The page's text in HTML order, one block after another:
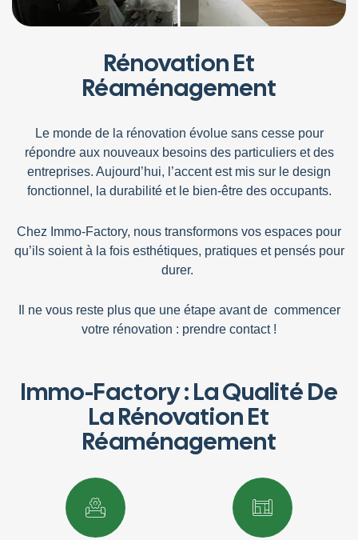
Rénovation Et
Réaménagement
Le monde de la rénovation évolue sans cesse pour
répondre aux nouveaux besoins des particuliers et des
entreprises. Aujourd’hui, l’accent est mis sur le design
fonctionnel , la durabilitéet le bien-être des occupants.
Chez Immo-Factory, nous transformons vos espaces pour
qu’ils soient à la fois esthétiques, pratiques et pensés pour
durer.
Il ne vous reste plus que une étape avant de commencer
votre rénovation : prendre contact !
Immo-Factory : La Qualité De
La Rénovation Et
Réaménagement